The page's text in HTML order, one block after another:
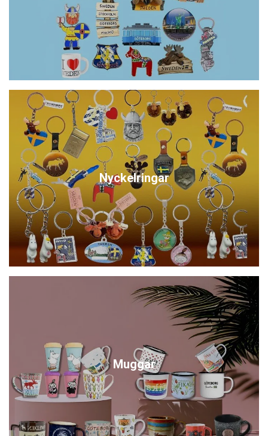
Nyckelringar
Muggar